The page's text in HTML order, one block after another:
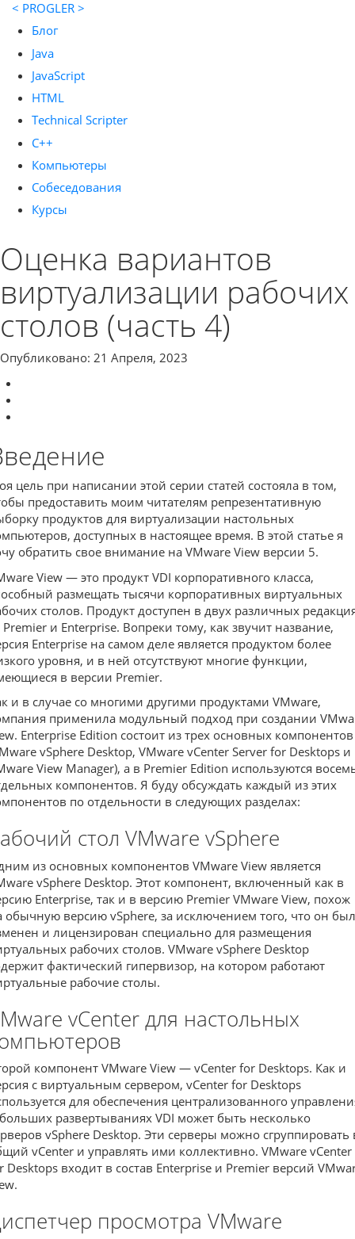
< PROGLER >
Блог
Java
JavaScript
HTML
Technical Scripter
C++
Компьютеры
Собеседования
Курсы
Оценка вариантов
виртуализации рабочих
столов (часть 4)
Опубликовано: 21 Апреля, 2023
цель при написании этой серии статей состояла в том,
предоставить моим читателям репрезентативную
продуктов для виртуализации настольных
доступных в настоящее время. В этой статье я
обратить свое внимание на VMware View версии 5.
View — это продукт VDI корпоративного класса,
размещать тысячи корпоративных виртуальных
столов. Продукт доступен в двух различных
и Enterprise. Вопреки тому, как звучит название,
Enterprise на самом деле является продуктом более
уровня, и в ней отсутствуют многие функции,
в версии Premier.
и в случае со многими другими продуктами VMware,
применила модульный подход при создании
Enterprise Edition состоит из трех основных компонентов
vSphere Desktop, VMware vCenter Server for Desktops и
View Manager), а в Premier Edition используются
компонентов. Я буду обсуждать каждый из этих
по отдельности в следующих разделах:
стол VMware vSphere
из основных компонентов VMware View является
vSphere Desktop. Этот компонент, включенный как в
Enterprise, так и в версию Premier VMware View, похож
обычную версию vSphere, за исключением того, что он был
и лицензирован специально для размещения
рабочих столов. VMware vSphere Desktop
фактический гипервизор, на котором работают
рабочие столы.
vCenter для настольных
компонент VMware View — vCenter for Desktops. Как и
с виртуальным сервером, vCenter for Desktops
для обеспечения централизованного
развертываниях VDI может быть несколько
vSphere Desktop. Эти серверы можно сгруппировать
vCenter и управлять ими коллективно. VMware vCenter
Desktops входит в состав Enterprise и Premier версий
просмотра VMware